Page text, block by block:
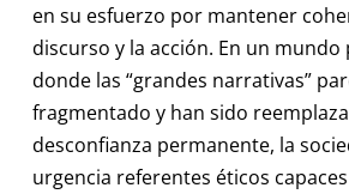
en su esfuerzo por mantener
discurso y la acción. En un
donde las “grandes narrativas”
fragmentado y han sido
desconfianza permanente, la
urgencia referentes éticos